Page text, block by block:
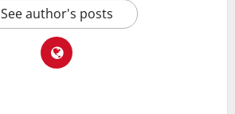
See author's posts